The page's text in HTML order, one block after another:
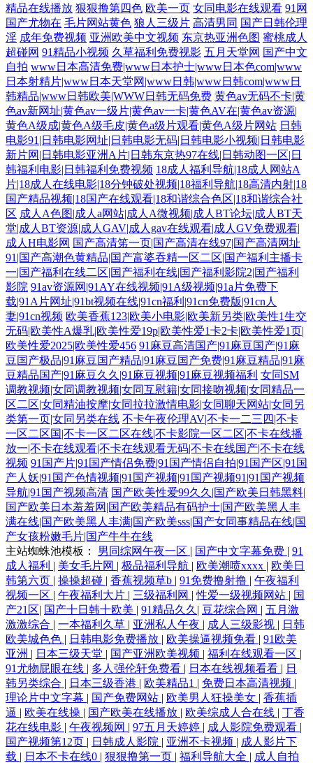
精品在线播放 狠狠撸第四色 欧美一页 女同电影在线观看 91网
国产尤物在 毛片网站黄色 狼人三级片 高清男同 国产日韩伦理
淫 成年免费视频 亚洲欧美中文视频 东京热亚洲色图 蜜桃成人
超碰网 91精品小视频 久草福利免费视影 五月天堂网 国产中文
自拍 www日本高清免费|www日本护士|www日本色com|www
日本射精片|www日本天堂网|www日韩|www日韩com|www日
韩精品|www日韩欧美|WWW日韩无码免费 黄色av无码不卡|黄
色av新网址|黄色av一级片|黄色av一卡|黄色AV在|黄色av资源|
黄色A级成|黄色A级毛皮|黄色a级片观看|黄色A级片网站 日韩
电影91|日韩电影网址|日韩电影无码|日韩电影小视频|日韩电影
新片网|日韩电影亚洲A片|日韩东京热97在线|日韩动图一区|日
韩福利电影|日韩福利免费视频 18成人福利导航|18成人网站A
片|18成人在线电影|18分钟破处视频|18福利导航|18高清内射|18
国产精品视频|18国产在线观看|18和谐综合色区|18和谐综合社
区 成人A色图|成人a网站|成人A微视频|成人BT论坛|成人BT天
堂|成人BT资源|成人GAV|成人gav在线观看|成人GV免费观看|
成人H电影网 国产高清笫一页|国产高清在线97|国产高清网址
91|国产高潮色黄精品|国产富婆吞精一区二区|国产福利主播卡
一|国产福利在线二区|国产福利在线|国产福利影院2|国产福利
影院 91av资源网|91AY在线视频|91A级视频|91a片免费下
载|91A片网址|91bt视频在线|91cn福利|91cn免费版|91cn人
妻|91cn视频 欧美香蕉123|欧美小电影|欧美新另类|欧美性1生交
无码|欧美性A爆乳|欧美性爱19p|欧美性爱1卡2卡|欧美性爱1页|
欧美性爱2025|欧美性爱456 91麻豆高清国产|91麻豆国产|91麻
豆国产极品|91麻豆国产精品|91麻豆国产免费|91麻豆精品|91麻
豆精品国产|91麻豆久久|91麻豆视频|91麻豆视频福利 女同SM
调教视频|女同调教视频|女同互慰籍|女同接吻视频|女同精品一
区二区|女同精油按摩|女同拉拉激情电影|女同聊天网站|女同另
类第一页|女同另类在线 不卡午夜伦理AV|不卡一二三四|不卡
一区二区国|不卡一区二区在线|不卡影院一区二区|不卡在线播
放一|不卡在线观看|不卡在线观看无码|不卡在线国产|不卡在线
视频 91国产片|91国产情侣免费|91国产情侣自拍|91国产区|91国
产人妖|91国产色情视频|91国产视频|91国产视频91|91国产视频
导航|91国产视频高清 国产欧美性爱99久久|国产欧美日韩黑料|
国产欧美日本羞羞网|国产欧美精品有码护士|国产欧美黑人丰
满在线|国产欧美黑人丰满|国产欧美sss|国产女同事精品在线|国
产女孩粉嫩毛片|国产牛牛在线
主站蜘蛛池模板： 男同综网午夜一区 | 国产中文字幕免费 | 91
成人福利 | 美女毛片网 | 极品福利导航 | 欧美潮喷xxxx | 欧美日
韩第六页 | 操操超碰 | 香蕉视频草b | 91免费撸射撸 | 午夜福利
视频一区 | 午夜福利大片 | 三级福利网 |性爱一级视频网站 | 国
产21区| 国产十日韩十欧美 | 91精品久久 | 豆花综合网 | 五月激
激激综合 | 一本福利久草 | 亚洲私人午夜 | 成人三级影视 | 日韩
欧美城色色 | 日韩电影免费播放 | 欧美操逼视频免看 | 91欧美
亚洲 | 日本三级天堂 | 国产亚洲欧美视频 | 福利在线观看一区 |
91尤物屁眼在线 | 多人强伦轩免费看 | 日本在线视频看看 | 日
韩另类综合 | 日本三级香港 | 欧美精品1 | 免费日本高清视频 |
理论片中文字幕 | 国产免费网站 | 欧美男人狂操美女 | 香蕉插
逼 | 欧美在线操 | 国产欧美在线播放 | 欧美综成人合在线 | 丁香
花在线电影 | 午夜视频网 | 97五月天婷婷 | 成人影院免费观看 |
国产视频第12页 | 日韩成人影院 | 亚洲不卡视频 | 成人影片下
载 | 日本不卡在线0 | 狠狠撸第一页 | 福利导航大全 | 成人自拍